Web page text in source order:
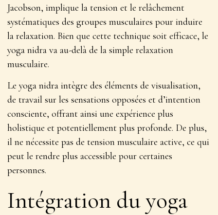
Jacobson, implique la tension et le relâchement
systématiques des groupes musculaires pour induire
la relaxation. Bien que cette technique soit efficace, le
yoga nidra va au-delà de la simple relaxation
musculaire.
Le yoga nidra intègre des éléments de visualisation,
de travail sur les sensations opposées et d’intention
consciente, offrant ainsi une expérience plus
holistique et potentiellement plus profonde. De plus,
il ne nécessite pas de tension musculaire active, ce qui
peut le rendre plus accessible pour certaines
personnes.
Intégration du yoga